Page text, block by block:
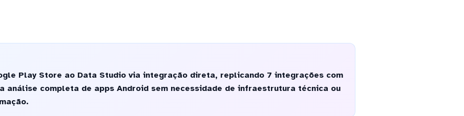
Play Store ao Data Studio via integração direta, replicando 7 integrações com
análise completa de apps Android sem necessidade de infraestrutura técnica ou